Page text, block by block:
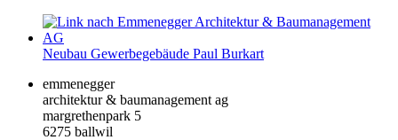
Neubau Gewerbegebäude Paul Burkart
emmenegger
architektur & baumanagement ag
margrethenpark 5
6275 ballwil